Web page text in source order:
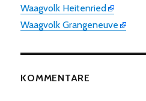
Waagvolk Heitenried
Waagvolk Grangeneuve
KOMMENTARE